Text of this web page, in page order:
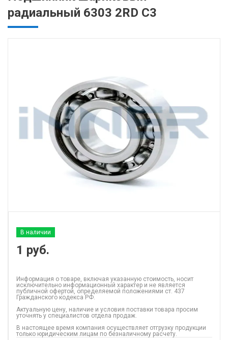
радиальный 6303 2RD C3
В наличии
1 руб.
Информация о товаре, включая указанную стоимость, носит
исключительно информационный характер и не является
публичной офертой, определяемой положениями ст. 437
Гражданского кодекса РФ.
Актуальную цену, наличие и условия поставки товара просим
уточнять у специалистов отдела продаж.
В настоящее время компания осуществляет отгрузку продукции
только юридическим лицам по безналичному расчету.